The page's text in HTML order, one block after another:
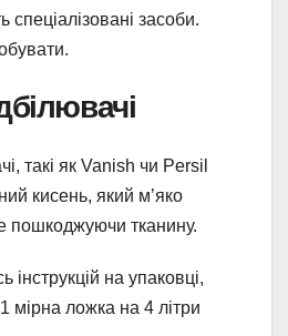
спеціалізовані засоби.
такі як Vanish чи Persil
кисень, який м’яко
пошкоджуючи тканину.
інструкцій на упаковці,
мірна ложка на 4 літри